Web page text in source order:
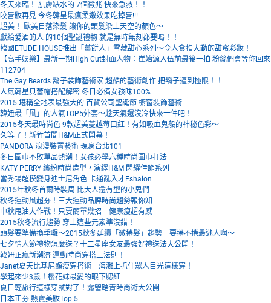
冬天來臨！ 肌膚缺水的 7個徵兆 快來急救！！
咬唇妝再見 今冬韓星最瘋柔嫩效果吃掉唇!!!
超美！ 歐美日落染髮 讓你的頭髮染上天空的顏色～
獻給愛酒的人 的10個聖誕禮物 就是無時無刻都要喝！！
韓國ETUDE HOUSE推出「薑餅人」雪藏甜心系列～令人食指大動的甜蜜彩妝！
【高手娛樂】最新一期High Cut封面人物：崔始源入伍前最後一拍 粉絲們會等你回
112704
The Gay Beards 鬍子裝飾藝術家 超酷的藝術創作 把鬍子逼到極限！！
人氣韓星貝蕾帽搭配解密 冬日必備女孩味100%
2015 堪稱全地表最強大的 百貨公司聖誕節 櫥窗裝飾藝術
韓妞最「風」的人氣TOP5外套～趁天氣還沒冷快來一件吧！
2015冬天最時尚色 9款超美蔓越莓口紅！有如吸血鬼般的神秘色彩～
久等了！新竹首間H&M正式開幕！
PANDORA 浪漫裝置藝術 現身台北101
冬日圍巾不敗單品熱潮！女孩必學六種時尚圍巾打法
KATY PERRY 繽紛時尚造型，演繹H&M 閃耀佳節系列
當秀場超模變身迪士尼角色 卡通亂入才Fshaion
2015年秋冬首爾時裝周 比大人還有型的小鬼們
秋冬運動風超夯！三大運動品牌時尚趨勢報你知
中秋甩油大作戰！只要簡單幾招 健康瘦超有感
2015秋冬流行趨勢 穿上這些元素準沒錯！
頭髮要準備換季囉～2015秋冬延續「微捲髮」趨勢 要捲不捲最迷人啊～
七夕情人節禮物怎麼送？十二星座女友最強好禮送法大公開！
韓妞正瘋新潮流 運動時尚穿搭三法則！
Janet夏天比基尼顯瘦穿搭術 海灘上抓住眾人目光這樣穿！
學起來少3歲！櫻花妹最愛的眼下腮紅
夏日輕旅行這樣穿就對了！露營踏青時尚術大公開
日本正夯 熱賣美妝Top 5